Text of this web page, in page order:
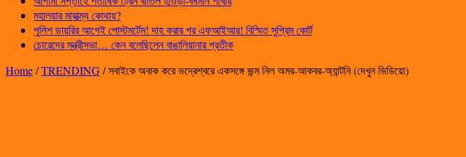
মহালয়ার মাহাত্ম্য কোথায়?
পুলিশ ডায়রির আগেই পোস্টমর্টেম! দাহ করার পর এফআইআর! বিস্মিত সুপ্রিম কোর্ট
চোরেদের মন্ত্রীসভা… কেন বলেছিলেন বাঙালিয়ানার প্রতীক
Home/TRENDING/সবাইকে অবাক করে ভদ্রেশ্বরে একসঙ্গে জন্ম নিল অমর-আকবর-অ্যান্টনি (দেখুন ভিডিয়ো)